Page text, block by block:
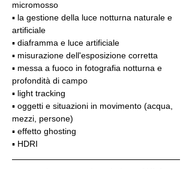
micromosso
▪️ la gestione della luce notturna naturale e
artificiale
▪️ diaframma e luce artificiale
▪️ misurazione dell'esposizione corretta
▪️ messa a fuoco in fotografia notturna e
profondità di campo
▪️ light tracking
▪️ oggetti e situazioni in movimento (acqua,
mezzi, persone)
▪️ effetto ghosting
▪️ HDRI